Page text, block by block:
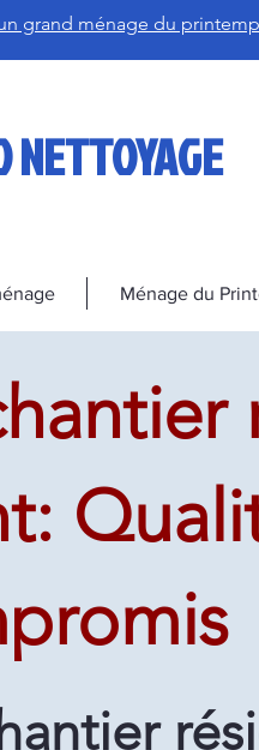
grand ménage du
NETTOYAGE
Ménage du